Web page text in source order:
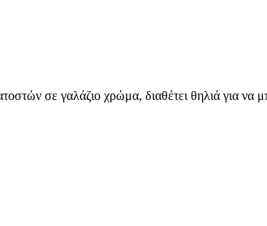
σε γαλάζιο χρώμα, διαθέτει θηλιά για να